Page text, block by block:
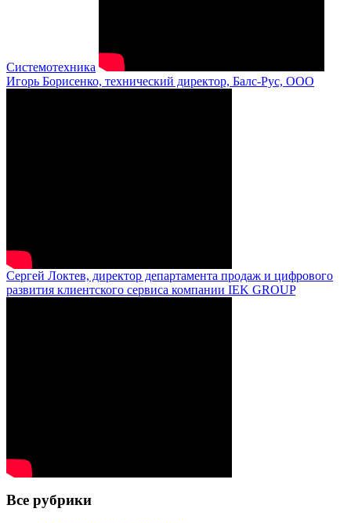
Системотехника
Игорь Борисенко, технический директор, Балс-Рус, ООО
Сергей Локтев, директор департамента продаж и цифрового
развития клиентского сервиса компании IEK GROUP
Все рубрики